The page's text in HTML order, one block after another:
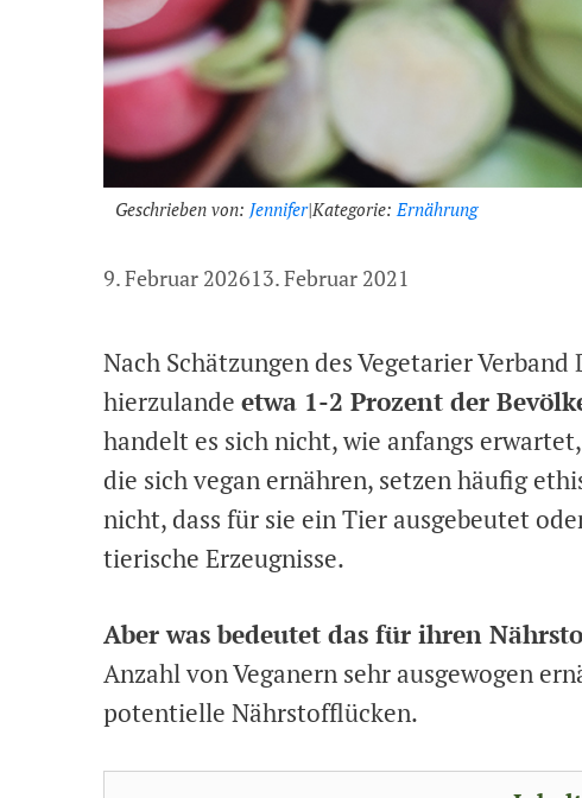
Geschrieben von: Jennifer|Kategorie: Ernährung
9. Februar 202613. Februar 2021
Nach Schätzungen des Vegetarier
hierzulande etwa 1-2 Prozent der
handelt es sich nicht, wie anfangs
die sich vegan ernähren, setzen häufig
nicht, dass für sie ein Tier ausgebeutet
tierische Erzeugnisse.
Aber was bedeutet das für ihren
Anzahl von Veganern sehr ausgewogen
potentielle Nährstofflücken.